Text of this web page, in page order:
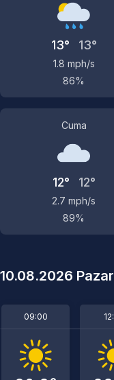
13° 13°
1.8 mph/s
86%
Cuma
12° 12°
2.7 mph/s
89%
10.08.2026
09:00